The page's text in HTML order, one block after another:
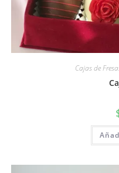
Cajas de